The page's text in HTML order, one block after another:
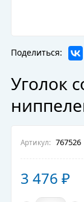
Поделиться:
Уголок
Артикул: 767526
3 476 ₽